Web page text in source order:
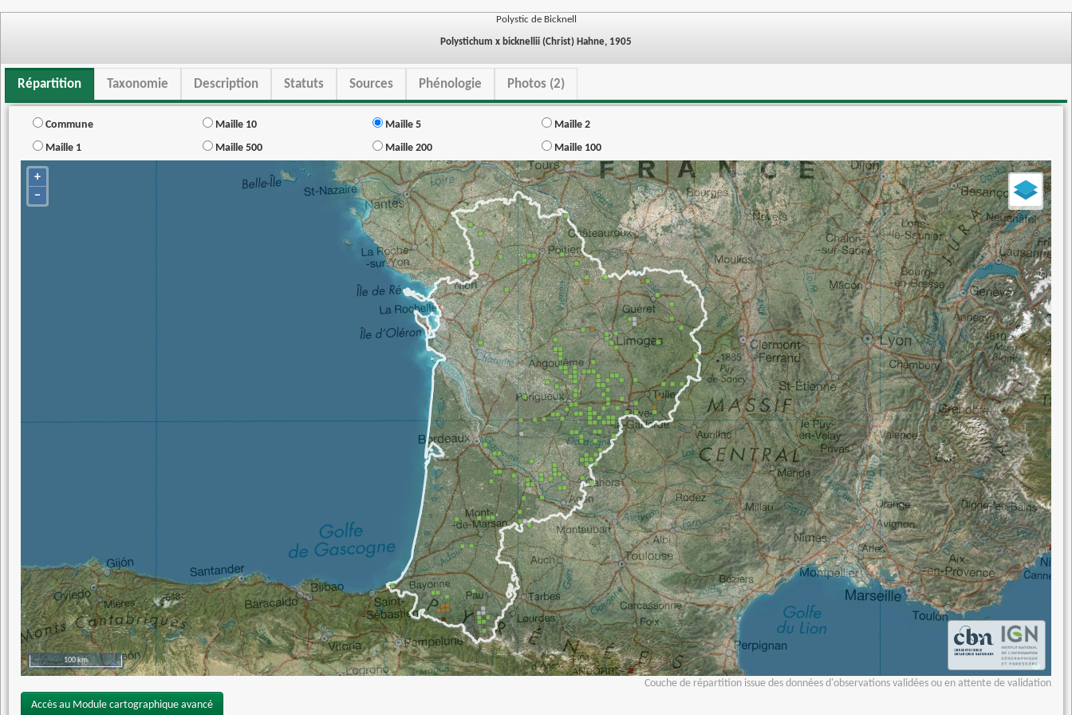
Polystic de Bicknell
Polystichum x bicknellii (Christ) Hahne, 1905
Répartition Taxonomie Description Statuts Sources Phénologie Photos (2)
Commune Maille 10 Maille 5
Maille 2
Maille 1
Maille 500 Maille 200 Maille 100
+
−
100 km
Couche de répartition issue des données d'observations validées ou en attente de validation
Accès au Module cartographique avancé